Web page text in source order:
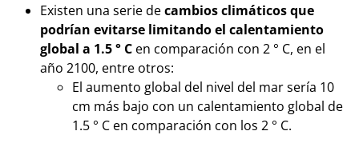
Existen una serie decambios climáticos que
podrían evitarse limitando el calentamiento
global a 1.5 ° C en comparación con 2 ° C, en el
año 2100, entre otros:
El aumento global del nivel del mar sería 10
cm más bajo con un calentamiento global de
1.5 ° C en comparación con los 2 ° C.